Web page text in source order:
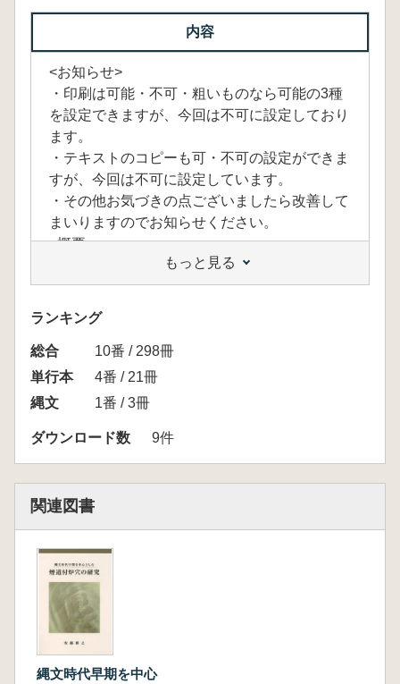
内容
<お知らせ>
・印刷は可能・不可・粗いものなら可能の3種
を設定できますが、今回は不可に設定しており
ます。
・テキストのコピーも可・不可の設定ができま
すが、今回は不可に設定しています。
・その他お気づきの点ございましたら改善して
まいりますのでお知らせください。
<概要>
電子化日: 2012年 6月5日
印 刷: 不 可
目 次: あ り(しおりもあり)
文字検索: 可能(コピーは不可)
元データ: 図書現物から
利用可能台数:PC用1台、スマートフォン用1
台 合計2台
2010年の愛知学院大学修士論文をもとに刊
煙道付炉穴の図面も収録。
<目次>
第2節 研究史
第2章 煙道付炉穴の分布と遺跡の様相
第1節 はじめに
(1)煙道付炉穴の各部名称 (2)煙道付炉穴の
分類
第2節 九州地域の様相
もっと見る
ランキング
総合
10番 / 298冊
単行本
4番 / 21冊
縄文
1番 / 3冊
ダウンロード数 9件
関連図書
縄文時代早期を中心